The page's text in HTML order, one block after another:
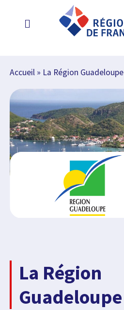
Accueil» La Région Guadeloupe
La Région
Guadeloupe